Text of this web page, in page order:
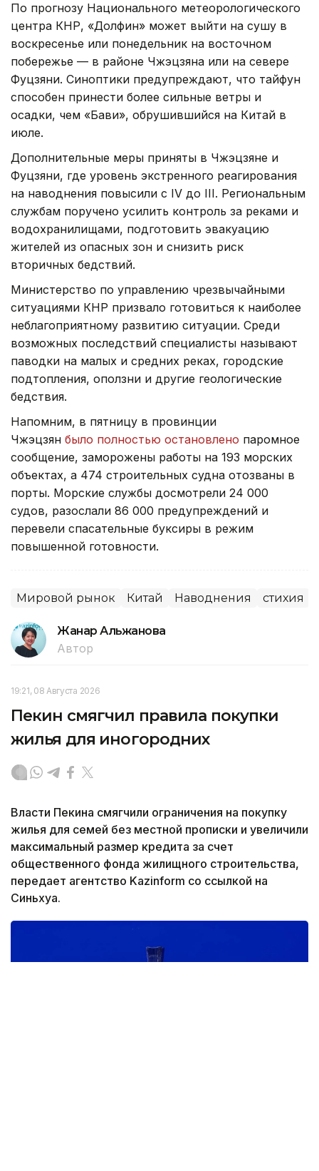
По прогнозу Национального метеорологического
центра КНР, «Долфин» может выйти на сушу в
воскресенье или понедельник на восточном
побережье — в районе Чжэцзяна или на севере
Фуцзяни. Синоптики предупреждают, что тайфун
способен принести более сильные ветры и
осадки, чем «Бави», обрушившийся на Китай в
июле.
Дополнительные меры приняты в Чжэцзяне и
Фуцзяни, где уровень экстренного реагирования
на наводнения повысили с IV до III. Региональным
службам поручено усилить контроль за реками и
водохранилищами, подготовить эвакуацию
жителей из опасных зон и снизить риск
вторичных бедствий.
Министерство по управлению чрезвычайными
ситуациями КНР призвало готовиться к наиболее
неблагоприятному развитию ситуации. Среди
возможных последствий специалисты называют
паводки на малых и средних реках, городские
подтопления, оползни и другие геологические
бедствия.
Напомним, в пятницу в провинции
Чжэцзян было полностью остановлено паромное
сообщение, заморожены работы на 193 морских
объектах, а 474 строительных судна отозваны в
порты. Морские службы досмотрели 24 000
судов, разослали 86 000 предупреждений и
перевели спасательные буксиры в режим
повышенной готовности.
Мировой рынок Китай Наводнения стихия
Жанар Альжанова
Автор
19:21, 08 Августа 2026
Пекин смягчил правила покупки
жилья для иногородних
Власти Пекина смягчили ограничения на покупку
жилья для семей без местной прописки и увеличили
максимальный размер кредита за счет
общественного фонда жилищного строительства,
передает агентство Kazinform со ссылкой на
Синьхуа.